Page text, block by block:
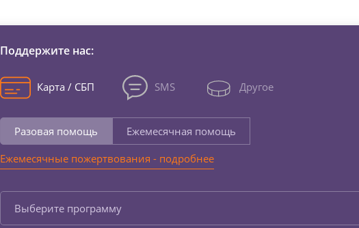
Поддержите нас:
Карта / СБП SMS Другое
Разовая помощь
Ежемесячная помощь
Ежемесячные пожертвования - подробнее
Выберите программу